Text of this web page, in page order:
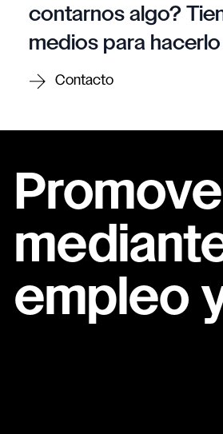
contarnos algo?
medios para hacerlo
Contacto
empleo